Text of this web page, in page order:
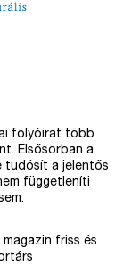
folyóirat több
Elsősorban a
tudósít a jelentős
függetleníti
friss és